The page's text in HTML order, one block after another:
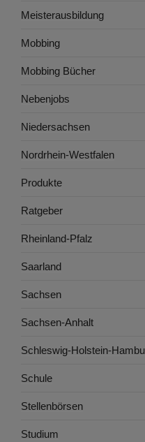
Meisterausbildung
Mobbing
Mobbing Bücher
Nebenjobs
Niedersachsen
Nordrhein-Westfalen
Produkte
Ratgeber
Rheinland-Pfalz
Saarland
Sachsen
Sachsen-Anhalt
Schleswig-Holstein-
Schule
Stellenbörsen
Studium